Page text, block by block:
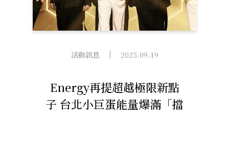
活動訊息
Energy再提超越極限新點
子 台北小巨蛋能量爆滿「擋
2025.09.19